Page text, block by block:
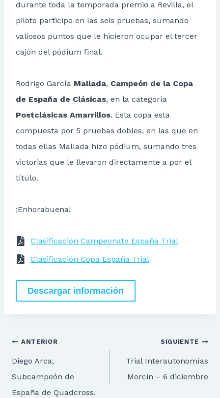
durante toda la temporada premio a Revilla, el
piloto participo en las seis pruebas, sumando
valiosos puntos que le hicieron ocupar el tercer
cajón del pódium final.
Rodrigo García Mallada, Campeón de la Copa
de España de Clásicas, en la categoría
Postclásicas Amarrillos. Esta copa esta
compuesta por 5 pruebas dobles, en las que en
todas ellas Mallada hizo pódium, sumando tres
victorias que le llevaron directamente a por el
título.
¡Enhorabuena!
Clasificación Campeonato España Trial
Clasificación Copa España Trial
Descargar información
Navegación
de
entradas
ANTERIOR
Diego Arca,
Subcampeón de
España de Quadcross.
SIGUIENTE
Trial Interautonomías
Morcin – 6 diciembre